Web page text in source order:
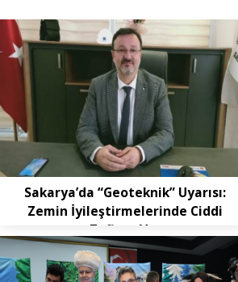
Sakarya’da “Geoteknik” Uyarısı:
Zemin İyileştirmelerinde Ciddi
Zafiyet Var